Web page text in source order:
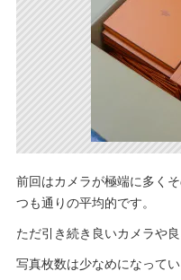
前回はカメラが極端に多く
つも通りの平均的です。
ただ引き続き良いカメラや
写真枚数は少なめになってい